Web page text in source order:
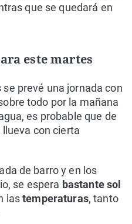
que se quedará en
este martes
se prevé una jornada con
todo por la mañana
es probable que de
con cierta
de barro y en los
se espera bastante sol
lastemperaturas, tanto